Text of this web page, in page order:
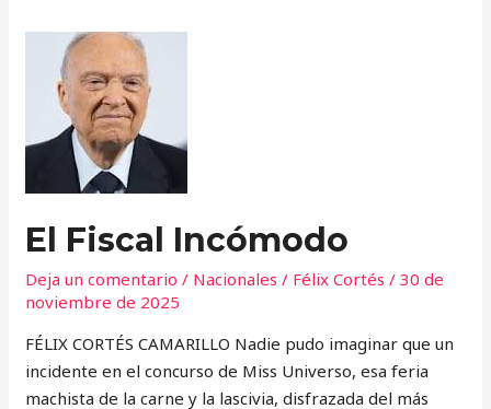
El Fiscal Incómodo
Deja un comentario / Nacionales / Félix Cortés/30 de
noviembre de 2025
FÉLIX CORTÉS CAMARILLO Nadie pudo imaginar que un
incidente en el concurso de Miss Universo, esa feria
machista de la carne y la lascivia, disfrazada del más
Fiscal
Incómodo